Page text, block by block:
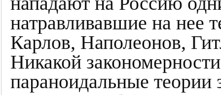
натравливавшие на нее
Карлов, Наполеонов,
Никакой
параноидальные теории